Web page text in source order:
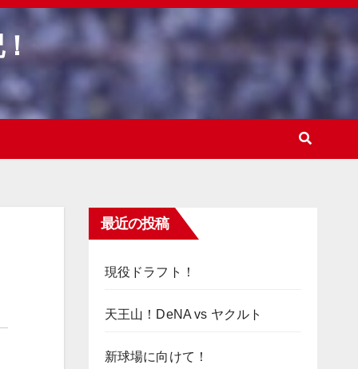
最近の投稿
現役ドラフト！
天王山！DeNA vs ヤクルト
新球場に向けて！